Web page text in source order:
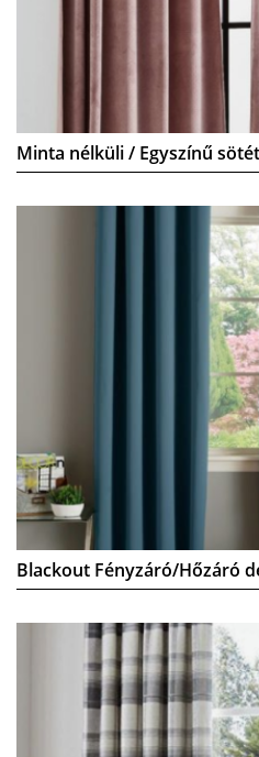
Minta nélküli / Egyszínű
Blackout Fényzáró/Hőzáró